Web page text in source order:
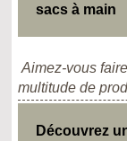
sacs à main
Aimez-vous
multitude de
Découvrez